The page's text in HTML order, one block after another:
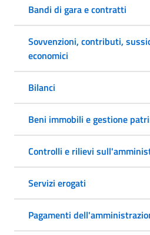
Bandi di gara e contratti
Sovvenzioni, contributi,
economici
Bilanci
Beni immobili e gestione
Controlli e rilievi
Servizi erogati
Pagamenti